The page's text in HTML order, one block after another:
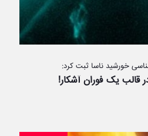
خورشید ناسا ثبت کرد:
یک فوران آشکار!